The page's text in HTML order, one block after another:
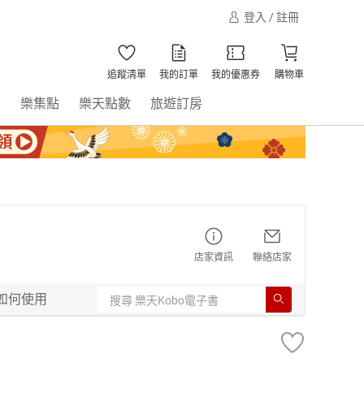
登入 / 註冊
追蹤清單 我的訂單 我的優惠券 購物車
樂集點 樂天點數 旅遊訂房
店家資訊 聯絡店家
何使用